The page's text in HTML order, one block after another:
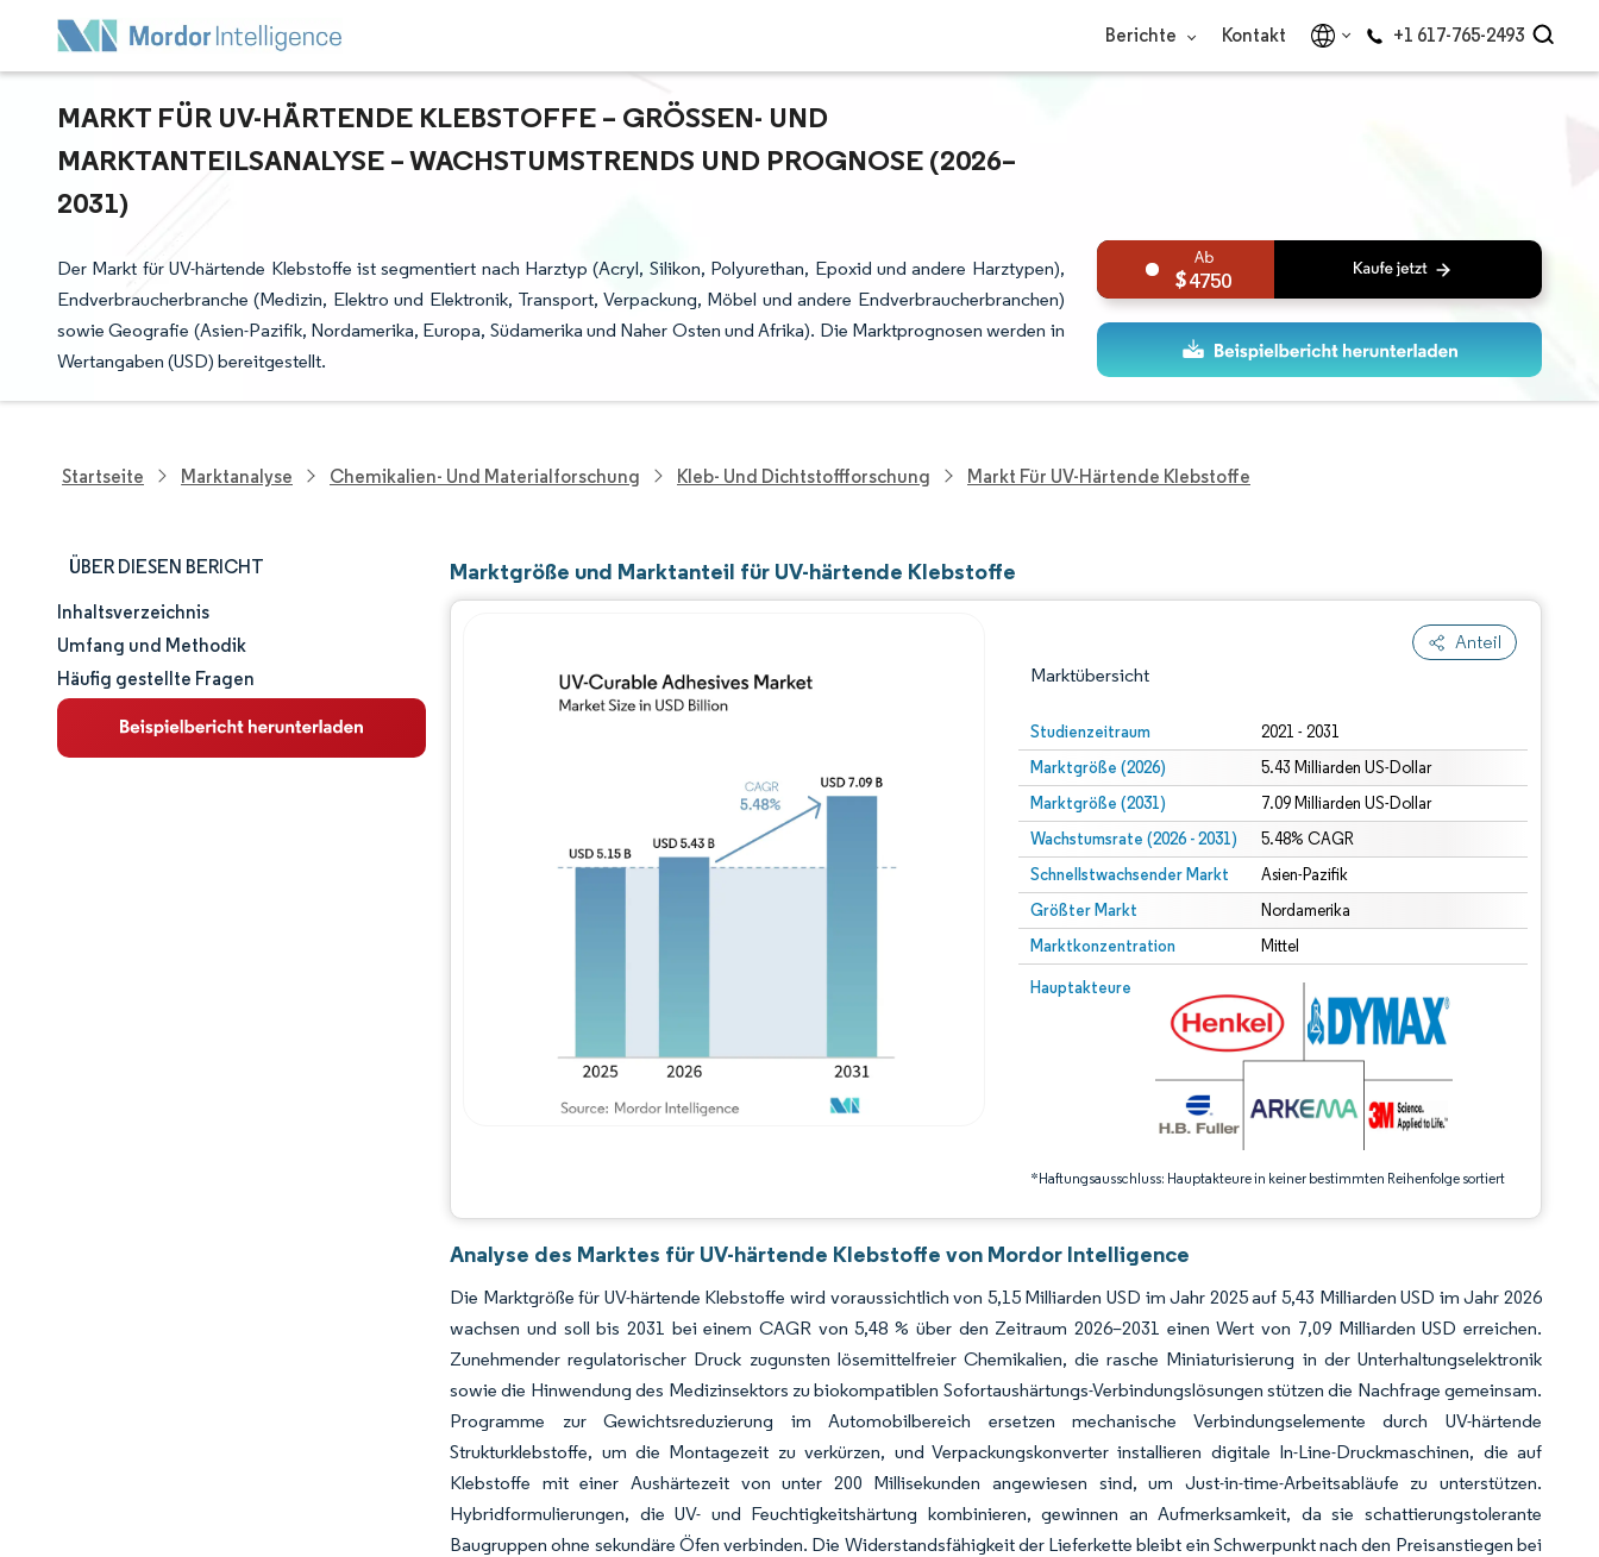
Berichte Kontakt +1 617-765-2493
MARKT FÜR UV-HÄRTENDE KLEBSTOFFE – GRÖSSEN- UND M
ARKTANTEILSANALYSE – WACHSTUMSTRENDS UND PROGNOSE (2026–2
031)
Der Markt für UV-härtende Klebstoffe ist segmentiert nach Harztyp (Acryl, Silikon, Polyurethan, Epoxid und andere Harztypen),
Endverbraucherbranche (Medizin, Elektro und Elektronik, Transport, Verpackung, Möbel und andere Endverbraucherbranchen)
sowie Geografie (Asien-Pazifik, Nordamerika, Europa, Südamerika und Naher Osten und Afrika). Die Marktprognosen werden in
Wertangaben (USD) bereitgestellt.
4750
Startseite Marktanalyse Chemikalien- Und Materialforschung Kleb- Und Dichtstoffforschung Markt Für UV-Härtende Klebstoffe
ÜBER DIESEN BERICHT
Marktgröße und -anteil
Marktanalyse
Trends und Einblicke
Inhaltsverzeichnis
Umfang und Methodik
Häufig gestellte Fragen
Marktgröße und Marktanteil für UV-härtende Klebstoffe
Anteil
Marktübersicht
Studienzeitraum 2021 - 2031
Marktgröße (2026) 5.43 Milliarden US-Dollar
Marktgröße (2031) 7.09 Milliarden US-Dollar
Wachstumsrate (2026 - 2031) 5.48% CAGR
Schnellstwachsender Markt Asien-Pazifik
Größter Markt Nordamerika
Marktkonzentration Mittel
Hauptakteure
*Haftungsausschluss: Hauptakteure in keiner bestimmten Reihenfolge sortiert
Bild © Mordor Intelligence. Wiederverwendung erfordert Namensnennung gemäß CC BY 4.0.
Bild © Mordor Intelligence. Wiederverwendung erfordert Namensnennung gemäß CC BY 4.0.
Analyse des Marktes für UV-härtende Klebstoffe von Mordor Intelligence
Die Marktgröße für UV-härtende Klebstoffe wird voraussichtlich von 5,15 Milliarden USD im Jahr 2025 auf 5,43 Milliarden USD im Jahr 2026
wachsen und soll bis 2031 bei einem CAGR von 5,48 % über den Zeitraum 2026–2031 einen Wert von 7,09 Milliarden USD erreichen.
Zunehmender regulatorischer Druck zugunsten lösemittelfreier Chemikalien, die rasche Miniaturisierung in der Unterhaltungselektronik
sowie die Hinwendung des Medizinsektors zu biokompatiblen Sofortaushärtungs-Verbindungslösungen stützen die Nachfrage gemeinsam.
Programme zur Gewichtsreduzierung im Automobilbereich ersetzen mechanische Verbindungselemente durch UV-härtende
Strukturklebstoffe, um die Montagezeit zu verkürzen, und Verpackungskonverter installieren digitale In-Line-Druckmaschinen, die auf
Klebstoffe mit einer Aushärtezeit von unter 200 Millisekunden angewiesen sind, um Just-in-time-Arbeitsabläufe zu unterstützen.
Hybridformulierungen, die UV- und Feuchtigkeitshärtung kombinieren, gewinnen an Aufmerksamkeit, da sie schattierungstolerante
Baugruppen ohne sekundäre Öfen verbinden. Die Widerstandsfähigkeit der Lieferkette bleibt ein Schwerpunkt nach den Preisanstiegen bei